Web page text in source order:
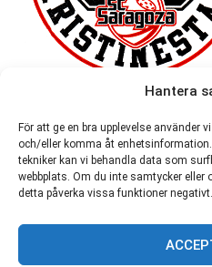
Hantera
För att ge en bra upplevelse använder
och/eller komma åt
tekniker kan vi behandla data som
webbplats. Om du inte samtycker
detta påverka vissa funktioner negativt.